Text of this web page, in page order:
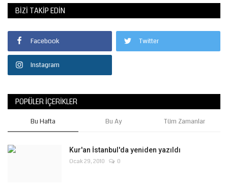
BIZI TAKIP EDIN
Facebook Twitter
Instagram
POPÜLER İÇERIKLER
Bu Hafta Bu Ay Tüm Zamanlar
Kur'an İstanbul'da yeniden yazıldı
Ocak 29, 2010 0